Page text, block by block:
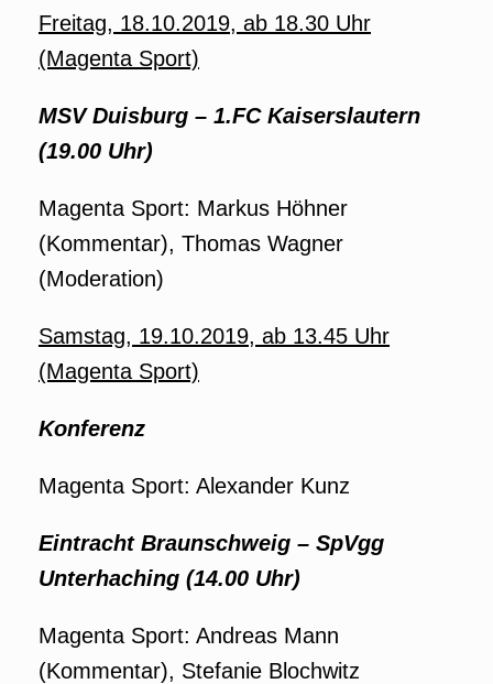
Freitag, 18.10.2019, ab 18.30 Uhr
(Magenta Sport)
MSV Duisburg – 1.FC Kaiserslautern
(19.00 Uhr)
Magenta Sport: Markus Höhner
(Kommentar), Thomas Wagner
(Moderation)
Samstag, 19.10.2019, ab 13.45 Uhr
(Magenta Sport)
Konferenz
Magenta Sport: Alexander Kunz
Eintracht Braunschweig – SpVgg
Unterhaching (14.00 Uhr)
Magenta Sport: Andreas Mann
(Kommentar), Stefanie Blochwitz